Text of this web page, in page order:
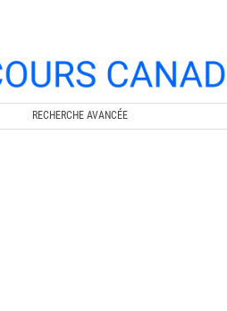
RECHERCHE AVANCÉE